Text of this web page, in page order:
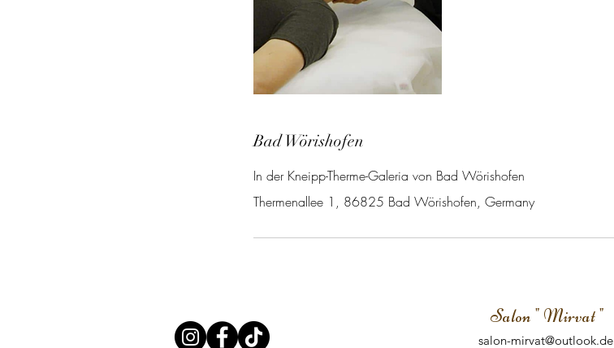
Bad Wörishofen
In der Kneipp-Therme-Galeria von Bad Wörishofen
Thermenallee 1, 86825 Bad Wörishofen, Germany
Salon " Mirvat "
salon-mirvat@outlook.de